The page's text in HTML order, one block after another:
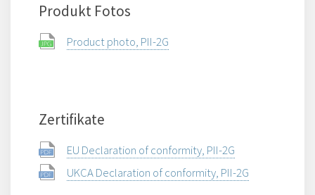
Produkt Fotos
Product photo, PII-2G
Zertifikate
EU Declaration of conformity, PII-2G
UKCA Declaration of conformity, PII-2G